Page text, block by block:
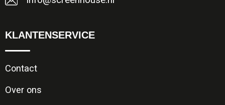
KLANTENSERVICE
Contact
Over ons